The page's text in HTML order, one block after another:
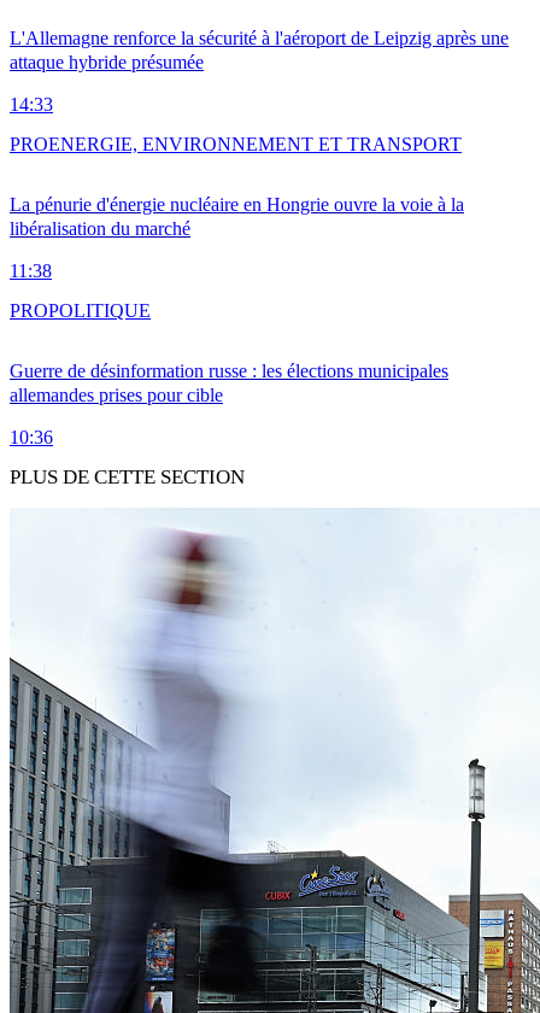
L'Allemagne renforce la sécurité à l'aéroport de Leipzig après une
attaque hybride présumée
14:33
La pénurie d'énergie nucléaire en Hongrie ouvre la voie à la
libéralisation du marché
11:38
PROENERGIE, ENVIRONNEMENT ET TRANSPORT
Guerre de désinformation russe : les élections municipales
allemandes prises pour cible
10:36
PROPOLITIQUE
PLUS DE CETTE SECTION